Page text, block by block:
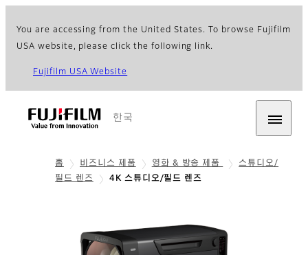
You are accessing from the United States. To browse Fujifilm
USA website, please click the following link.
Fujifilm USA Website
한국
홈 비즈니스 제품 영화 & 방송 제품
스튜디오/
필드 렌즈
4K 스튜디오/필드 렌즈